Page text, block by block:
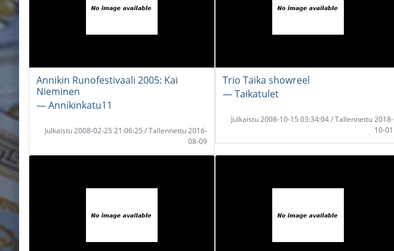
Annikin Runofestivaali 2005: Kai
Nieminen
― Annikinkatu11
Julkaistu 2008-02-25 21:06:25 / Tallennettu 2016-
08-09
Trio Taika showreel
― Taikatulet
Julkaistu 2008-10-15 03:34:04 / Tallennettu 2018-
10-01